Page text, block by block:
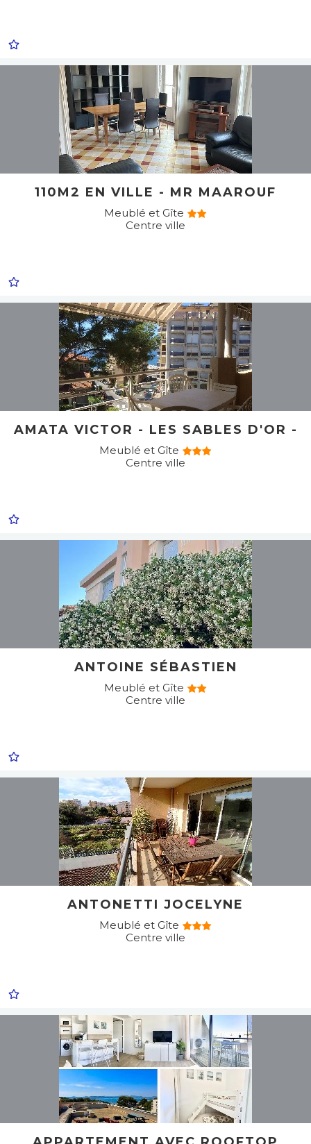
110M2 EN VILLE - MR MAAROUF
Meublé et Gîte
Centre ville
AMATA VICTOR - LES SABLES D'OR -
Meublé et Gîte
Centre ville
ANTOINE SÉBASTIEN
Meublé et Gîte
Centre ville
ANTONETTI JOCELYNE
Meublé et Gîte
Centre ville